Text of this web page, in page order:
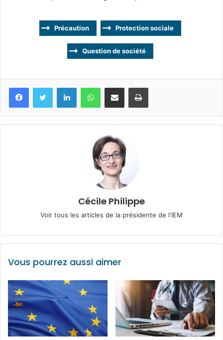
Précaution Protection sociale
Question de société
FacebookTwitter LinkedinWhatsApp
Partagez par mail Imprimez
Cécile Philippe
Voir tous les articles de la présidente de l'IEM
Vous pourrez aussi aimer